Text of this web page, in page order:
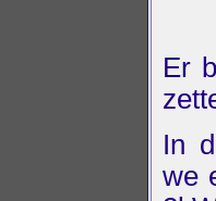
Er
In
we